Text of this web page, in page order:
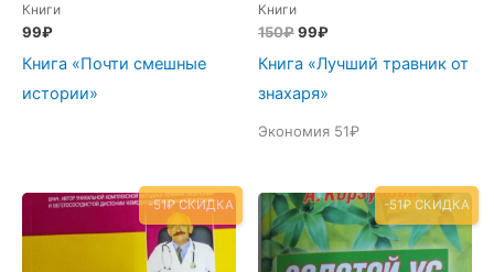
Книги
99₽
Книга «Почти смешные
истории»
Книги
150₽Первоначальная
составляла
150₽.
99₽Текущая
99₽.
Книга «Лучший травник от
знахаря»
Экономия 51₽
-51₽ СКИДКА -51₽ СКИДКА